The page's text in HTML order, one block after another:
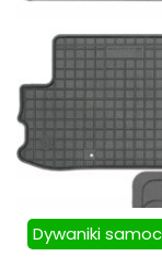
Dywaniki